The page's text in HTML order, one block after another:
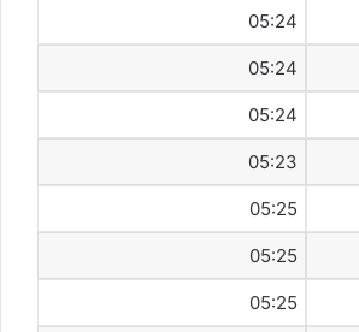
05:24
05:24
05:24
05:23
05:25
05:25
05:25